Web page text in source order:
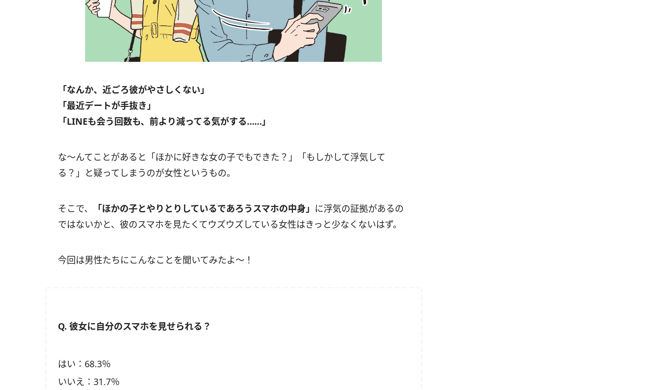
「なんか、近ごろ彼がやさしくない」
「最近デートが手抜き」
「LINEも会う回数も、前より減ってる気がする……」
な～んてことがあると「ほかに好きな女の子でもできた？」「もしかして浮気して
る？」と疑ってしまうのが女性というもの。
そこで、 「ほかの子とやりとりしているであろうスマホの中身」 に浮気の証拠があるの
ではないかと、彼のスマホを見たくてウズウズしている女性はきっと少なくないはず。
今回は男性たちにこんなことを聞いてみたよ～！
Q. 彼女に自分のスマホを見せられる？
はい：68.3％
いいえ：31.7％